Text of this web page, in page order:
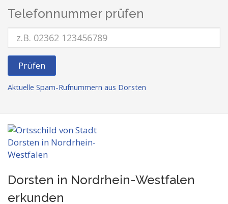
Telefonnummer prüfen
Prüfen
Aktuelle Spam-Rufnummern aus Dorsten
Dorsten in Nordrhein-Westfalen
erkunden